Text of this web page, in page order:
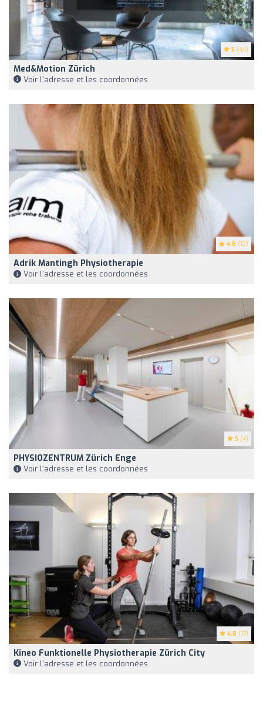
5 (44)
Med&motion Zürich
Voir l'adresse et les coordonnées
4.8 (12)
Adrik Mantingh Physiotherapie
Voir l'adresse et les coordonnées
5 (4)
PHYSIOZENTRUM Zürich Enge
Voir l'adresse et les coordonnées
4.8 (17)
Kineo Funktionelle Physiotherapie Zürich City
Voir l'adresse et les coordonnées